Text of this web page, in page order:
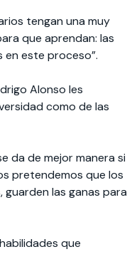
tengan una muy
que aprendan: las
este proceso”.
Alonso les
como de las
da de mejor manera si
pretendemos que los
guarden las ganas para
que